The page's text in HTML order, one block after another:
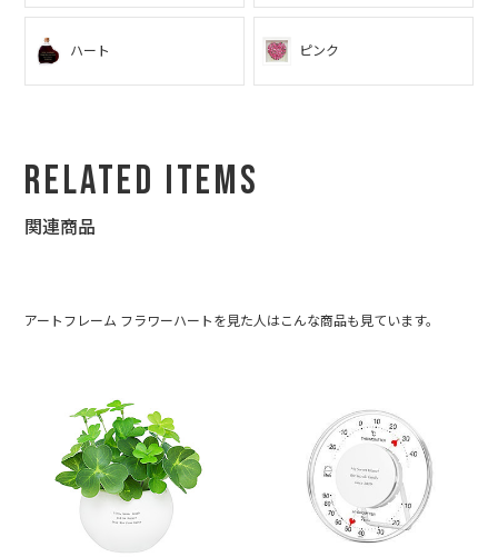
ハート ピンク
Related Items
関連商品
アートフレーム フラワーハートを見た人はこんな商品も見ています。